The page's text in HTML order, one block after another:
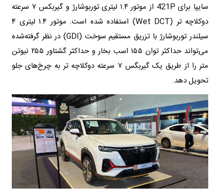
سایپا برای 421P از موتور ۱.۴ لیتری توربوشارژ و گیربکس ۷ سرعته
دوکلاچه تر (Wet DCT) استفاده شده است. موتور ۱.۴ لیتری ۴
سیلندر توربوشارژ با تزریق مستقیم سوخت (GDI) در نظر گرفته‌شده
می‌تواند حداکثر توان ۱۵۵ اسب بخار و حداکثر گشتاور ۲۵۵ نیوتن
متر را از طریق یک گیربگس ۷ سرعته دوکلاچه تر به چرخ‌های جلو
تحویل دهد.